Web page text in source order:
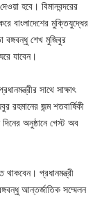
হবে। বিমানবন্দরের
বাংলাদেশের মুক্তিযুদ্ধের
বঙ্গবন্ধু শেখ মুজিবুর
যাবেন।
সাথে সাক্ষাৎ
রহমানের জন্ম শতবার্ষিকী
অনুষ্ঠানে গেস্ট অব
থাকবেন। প্রধানমন্ত্রী
আন্তর্জাতিক সম্মেলন